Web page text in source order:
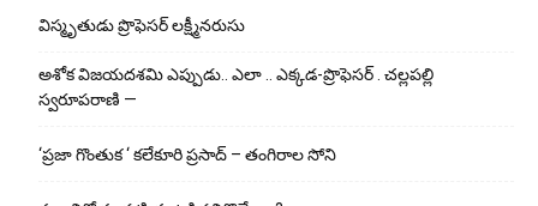
విస్మృతుడు ప్రొఫెసర్ లక్ష్మీనరుసు
అశోక విజ‌య‌ద‌శ‌మి ఎప్పుడు.. ఎలా .. ఎక్క‌డ‌-ప్రొఫెసర్ . చల్లపల్లి
స్వరూపరాణి —
‘ప్రజా గొంతుక ‘ కలేకూరి ప్రసాద్ – తంగిరాల సోని